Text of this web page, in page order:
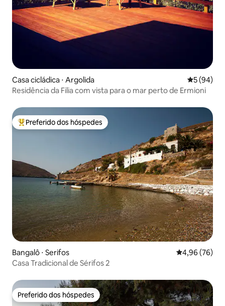
Casa cicládica ⋅ Argolida 5 de uma
5 (94)
Residência da Filia com vista para o mar perto de Ermioni
Entre os melhores preferidos dos hóspedes
Preferido dos hóspedes
Bangalô ⋅ Serifos 4,96 de uma
4,96 (76)
Casa Tradicional de Sérifos 2
Preferido dos hóspedes
Preferido dos hóspedes